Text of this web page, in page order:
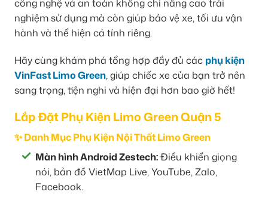
công nghệ và an toàn không chỉ nâng cao trải
nghiệm sử dụng mà còn giúp bảo vệ xe, tối ưu vận
hành và thể hiện cá tính riêng.
Hãy cùng khám phá tổng hợp đầy đủ các phụ kiện
VinFast Limo Green, giúp chiếc xe của bạn trở nên
sang trọng, tiện nghi và hiện đại hơn bao giờ hết!
Lắp Đặt Phụ Kiện Limo Green Quận 5
✨ Danh Mục Phụ Kiện Nội Thất Limo Green
Màn hình Android Zestech:Điều khiển giọng
nói, bản đồ VietMap Live, YouTube, Zalo,
Facebook.